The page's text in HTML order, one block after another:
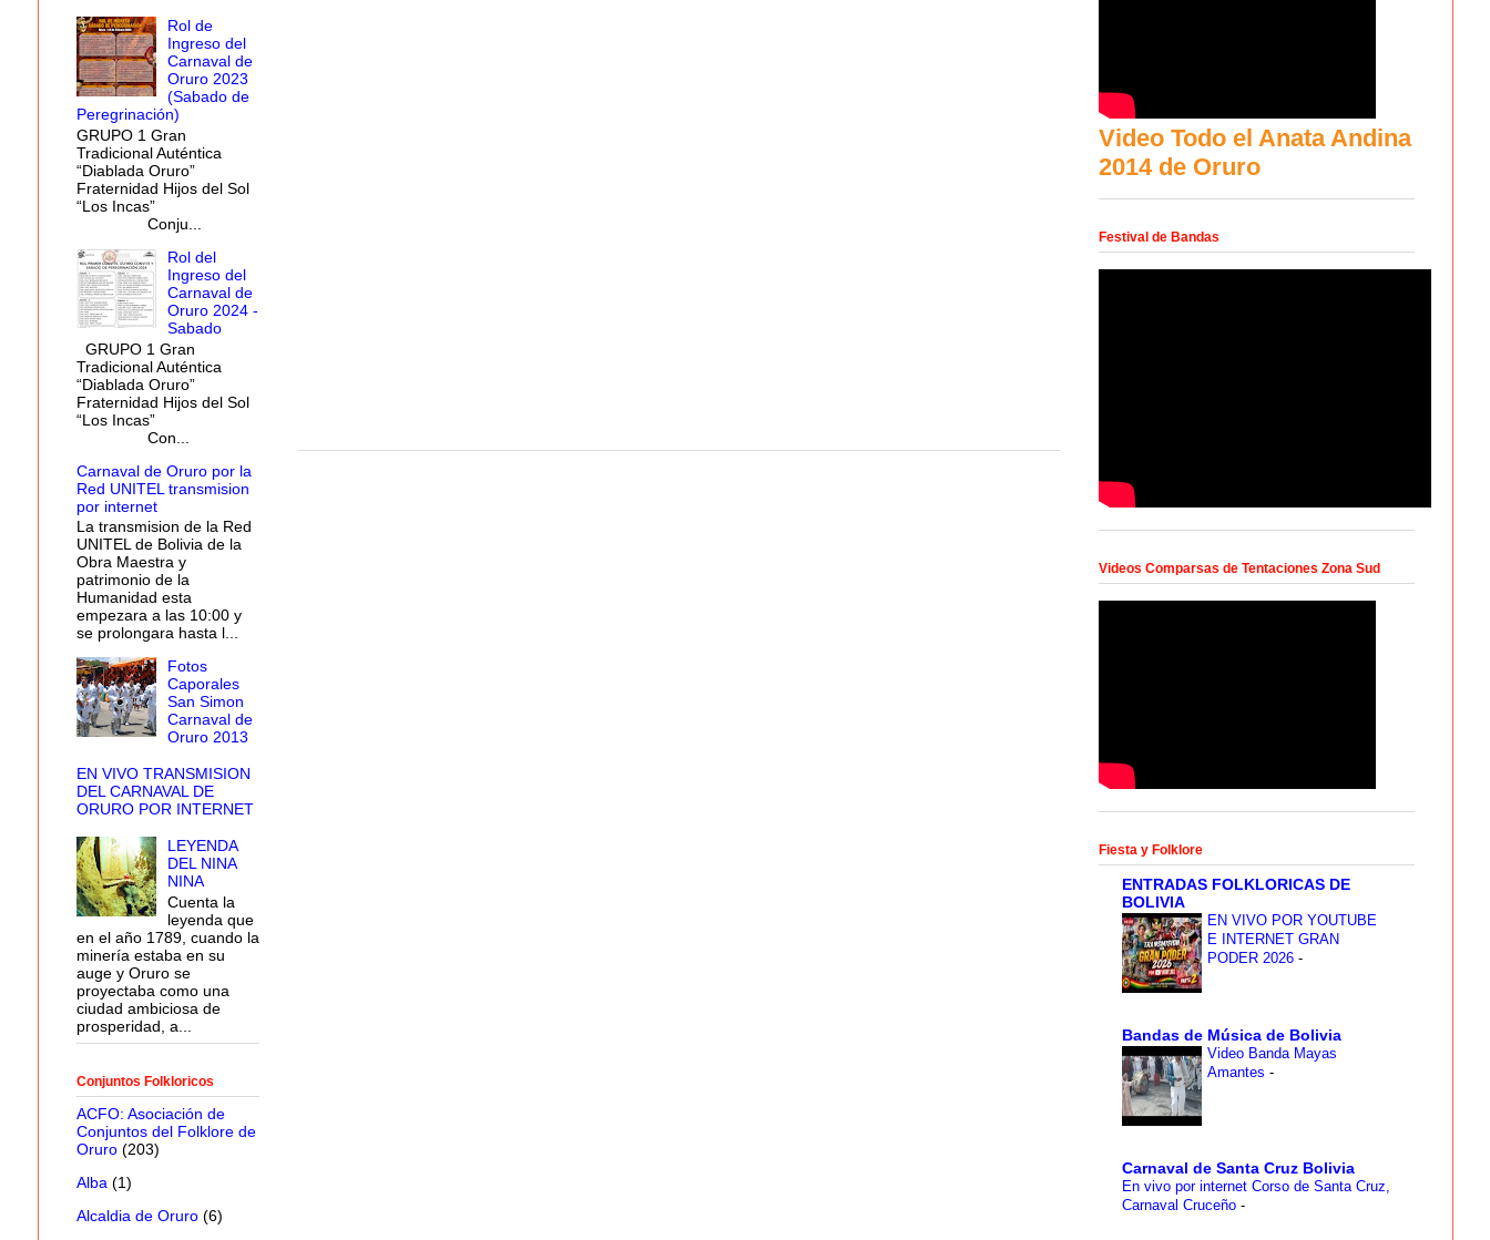
Rol de
Ingreso del
Carnaval de
Oruro 2023
(Sabado de
Peregrinación)
GRUPO 1 Gran
Tradicional Auténtica
“Diablada Oruro”
Fraternidad Hijos del Sol
“Los Incas”
Conju...
Rol del
Ingreso del
Carnaval de
Oruro 2024 -
Sabado
GRUPO 1 Gran
Tradicional Auténtica
“Diablada Oruro”
Fraternidad Hijos del Sol
“Los Incas”
Con...
Carnaval de Oruro por la
Red UNITEL transmision
por internet
La transmision de la Red
UNITEL de Bolivia de la
Obra Maestra y
patrimonio de la
Humanidad esta
empezara a las 10:00 y
se prolongara hasta l...
Fotos
Caporales
San Simon
Carnaval de
Oruro 2013
EN VIVO TRANSMISION
DEL CARNAVAL DE
ORURO POR INTERNET
LEYENDA
DEL NINA
NINA
Cuenta la
leyenda que
en el año 1789, cuando la
minería estaba en su
auge y Oruro se
proyectaba como una
ciudad ambiciosa de
prosperidad, a...
Conjuntos Folkloricos
ACFO: Asociación de
Conjuntos del Folklore de
Oruro (203)
Alba (1)
Alcaldia de Oruro (6)
Video Todo el Anata Andina
2014 de Oruro
Festival de Bandas
Videos Comparsas de Tentaciones Zona Sud
Fiesta y Folklore
ENTRADAS FOLKLORICAS DE
BOLIVIA
EN VIVO POR YOUTUBE
E INTERNET GRAN
PODER 2026 -
Bandas de Música de Bolivia
Video Banda Mayas
Amantes -
Carnaval de Santa Cruz Bolivia
En vivo por internet Corso de Santa Cruz,
Carnaval Cruceño -